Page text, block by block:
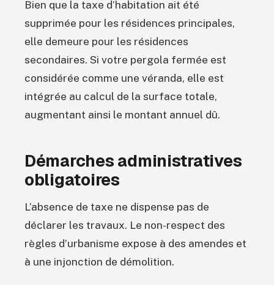
Bien que la taxe d’habitation ait été
supprimée pour les résidences principales,
elle demeure pour les résidences
secondaires. Si votre pergola fermée est
considérée comme une véranda, elle est
intégrée au calcul de la surface totale,
augmentant ainsi le montant annuel dû.
Démarches administratives
obligatoires
L’absence de taxe ne dispense pas de
déclarer les travaux. Le non-respect des
règles d’urbanisme expose à des amendes et
à une injonction de démolition.